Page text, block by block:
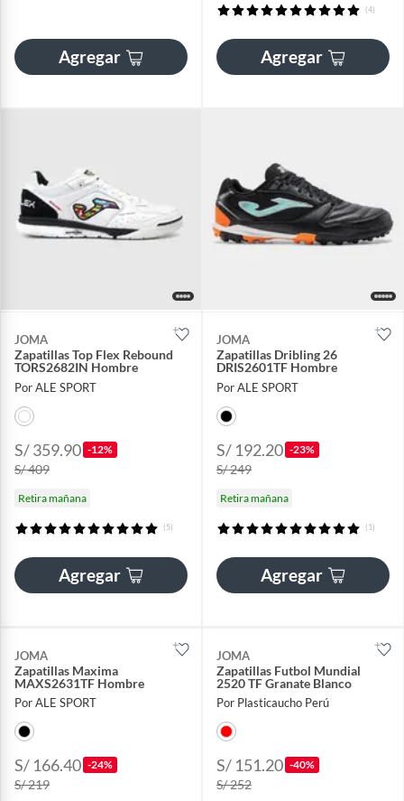
Agregar
(4)
Agregar
JOMA
Zapatillas Top Flex Rebound
TORS2682IN Hombre
Por ALE SPORT
S/ 359.90 -12%
S/ 409
Retira mañana
(5)
Agregar
JOMA
Zapatillas Dribling 26
DRIS2601TF Hombre
Por ALE SPORT
S/ 192.20 -23%
S/ 249
Retira mañana
(1)
Agregar
JOMA
Zapatillas Maxima
MAXS2631TF Hombre
Por ALE SPORT
S/ 166.40 -24%
S/ 219
JOMA
Zapatillas Futbol Mundial
2520 TF Granate Blanco
Por Plasticaucho Perú
S/ 151.20 -40%
S/ 252